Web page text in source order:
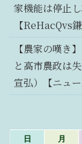
家機能は停止
【ReHacQvs
【農家の嘆き
と高市農政は
宣弘）【ニュー
日 月